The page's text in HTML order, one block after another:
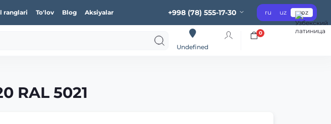
ranglari To'lov Blog Aksiyalar +998 (78) 555-17-30 ru uz oz
Undefined
0
RAL 5021